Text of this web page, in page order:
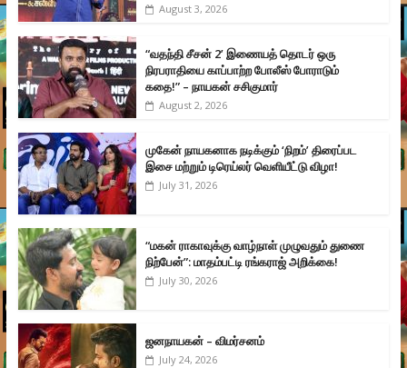
August 3, 2026
“வதந்தி சீசன் 2’ இணையத் தொடர் ஒரு
நிரபராதியை காப்பாற்ற போலீஸ் போராடும்
கதை!” – நாயகன் சசிகுமார்
August 2, 2026
முகேன் நாயகனாக நடிக்கும் ‘நிறம்’ திரைப்பட
இசை மற்றும் டிரெய்லர் வெளியீட்டு விழா!
July 31, 2026
“மகன் ராகாவுக்கு வாழ்நாள் முழுவதும் துணை
நிற்பேன்”: மாதம்பட்டி ரங்கராஜ் அறிக்கை!
July 30, 2026
ஜனநாயகன் – விமர்சனம்
July 24, 2026